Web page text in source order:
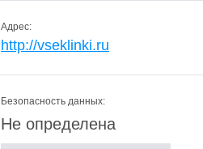
Адрес:
http://vseklinki.ru
Безопасность данных:
Не определена